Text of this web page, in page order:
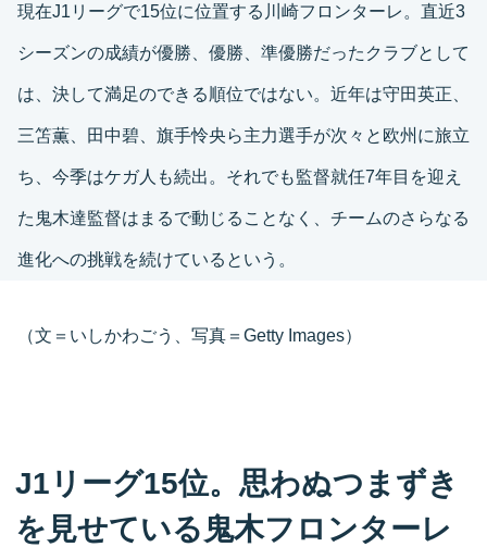
現在J1リーグで15位に位置する川崎フロンターレ。直近3
シーズンの成績が優勝、優勝、準優勝だったクラブとして
は、決して満足のできる順位ではない。近年は守田英正、
三笘薫、田中碧、旗手怜央ら主力選手が次々と欧州に旅立
ち、今季はケガ人も続出。それでも監督就任7年目を迎え
た鬼木達監督はまるで動じることなく、チームのさらなる
進化への挑戦を続けているという。
（文＝いしかわごう、写真＝Getty Images）
J1リーグ15位。思わぬつまずき
を見せている鬼木フロンターレ